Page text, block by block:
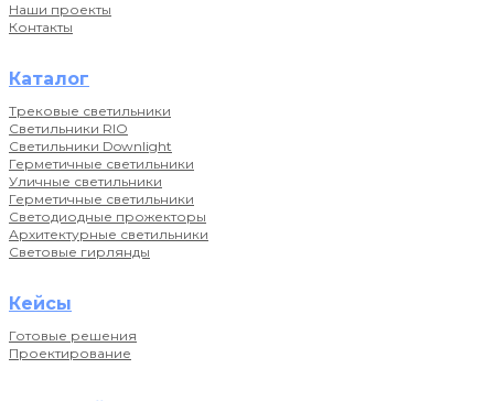
Наши проекты
Контакты
Каталог
Трековые светильники
Светильники RIO
Светильники Downlight
Герметичные светильники
Уличные светильники
Герметичные светильники
Светодиодные прожекторы
Архитектурные светильники
Световые гирлянды
Кейсы
Готовые решения
Проектирование